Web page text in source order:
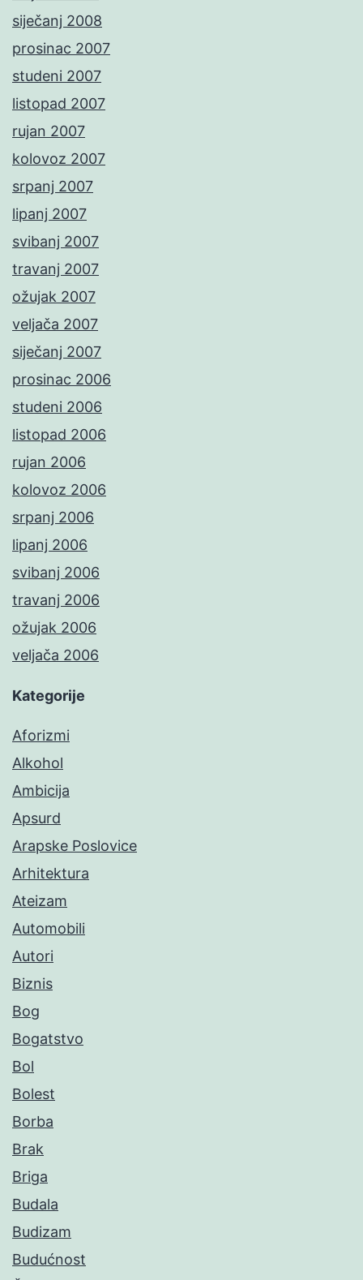
siječanj 2008
prosinac 2007
studeni 2007
listopad 2007
rujan 2007
kolovoz 2007
srpanj 2007
lipanj 2007
svibanj 2007
travanj 2007
ožujak 2007
veljača 2007
siječanj 2007
prosinac 2006
studeni 2006
listopad 2006
rujan 2006
kolovoz 2006
srpanj 2006
lipanj 2006
svibanj 2006
travanj 2006
ožujak 2006
veljača 2006
Kategorije
Aforizmi
Alkohol
Ambicija
Apsurd
Arapske Poslovice
Arhitektura
Ateizam
Automobili
Autori
Biznis
Bog
Bogatstvo
Bol
Bolest
Borba
Brak
Briga
Budala
Budizam
Budućnost